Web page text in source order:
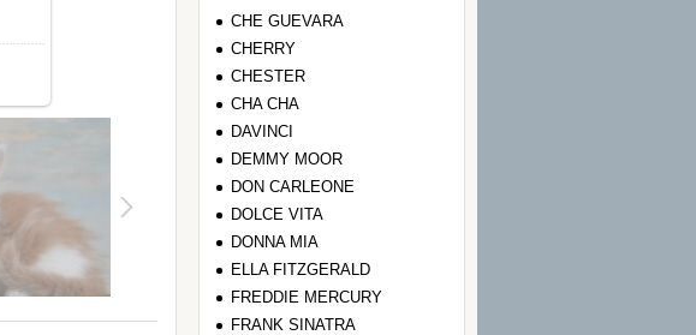
CHE GUEVARA
CHERRY
CHESTER
CHA CHA
DAVINCI
DEMMY MOOR
DON CARLEONE
DOLCE VITA
DONNA MIA
ELLA FITZGERALD
FREDDIE MERCURY
FRANK SINATRA